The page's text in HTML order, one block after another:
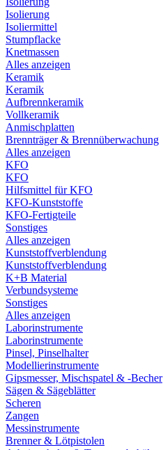
Isolierung
Isoliermittel
Stumpflacke
Knetmassen
Alles anzeigen
Keramik
Keramik
Aufbrennkeramik
Vollkeramik
Anmischplatten
Brennträger & Brennüberwachung
Alles anzeigen
KFO
KFO
Hilfsmittel für KFO
KFO-Kunststoffe
KFO-Fertigteile
Sonstiges
Alles anzeigen
Kunststoffverblendung
Kunststoffverblendung
K+B Material
Verbundsysteme
Sonstiges
Alles anzeigen
Laborinstrumente
Laborinstrumente
Pinsel, Pinselhalter
Modellierinstrumente
Gipsmesser, Mischspatel & -Becher
Sägen & Sägeblätter
Scheren
Zangen
Messinstrumente
Brenner & Lötpistolen